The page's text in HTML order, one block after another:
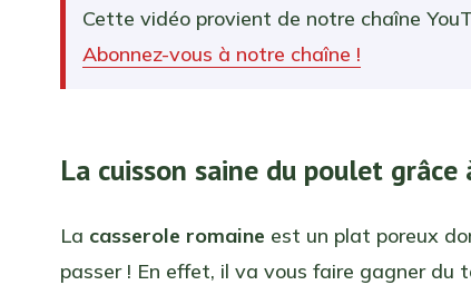
Cette vidéo provient de notre chaîne
Abonnez-vous à notre chaîne !
La cuisson saine du poulet
La casserole romaine est un plat poreux
passer ! En effet, il va vous faire gagner du